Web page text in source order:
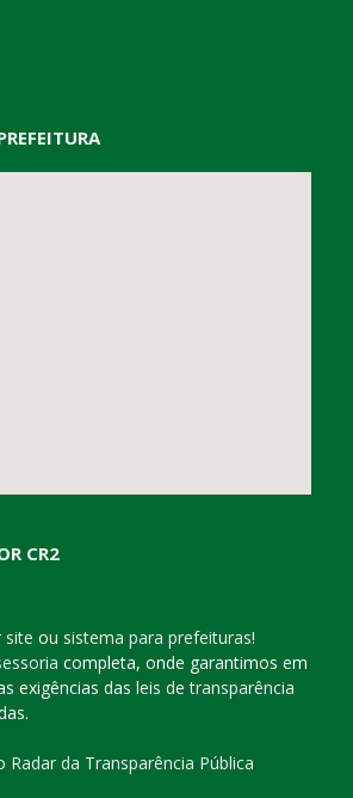
CR2
site ou sistema para prefeituras!
completa, onde garantimos em
exigências das leis de transparência
Radar da Transparência Pública